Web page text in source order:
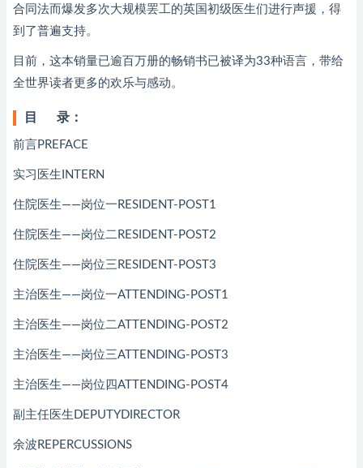
合同法而爆发多次大规模罢工的英国初级医生们进行声援，得
到了普遍支持。
目前，这本销量已逾百万册的畅销书已被译为33种语言，带给
全世界读者更多的欢乐与感动。
目 录：
前言PREFACE
实习医生INTERN
住院医生——岗位一RESIDENT-POST1
住院医生——岗位二RESIDENT-POST2
住院医生——岗位三RESIDENT-POST3
主治医生——岗位一ATTENDING-POST1
主治医生——岗位二ATTENDING-POST2
主治医生——岗位三ATTENDING-POST3
主治医生——岗位四ATTENDING-POST4
副主任医生DEPUTYDIRECTOR
余波REPERCUSSIONS